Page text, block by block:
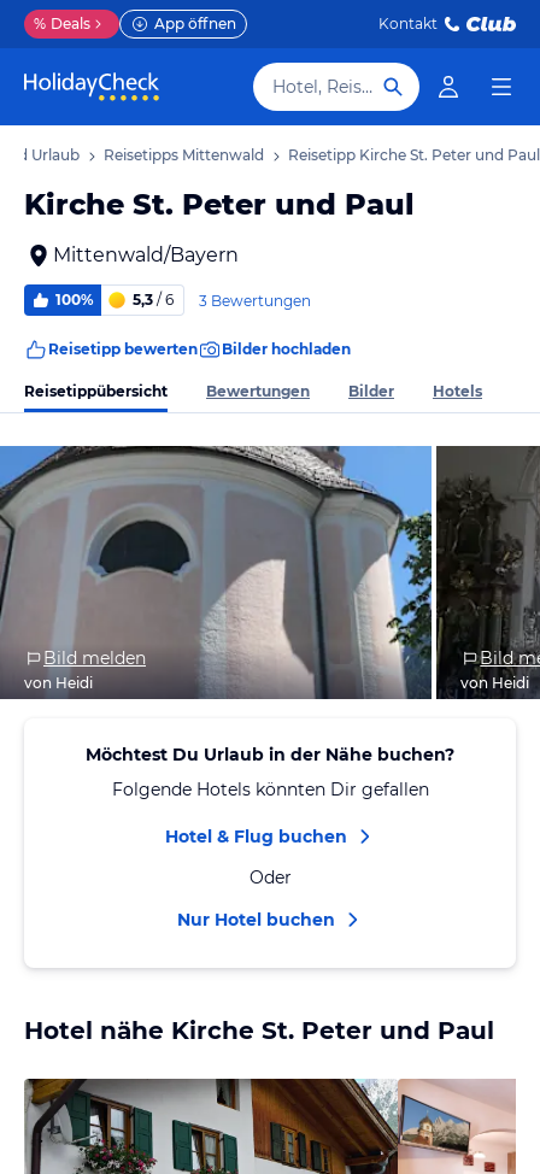
% Deals App öffnen Kontakt
Hotel, Reiseziel
Urlaub Reisetipps Mittenwald Reisetipp Kirche St. Peter und Paul
Kirche St. Peter und Paul
Mittenwald/Bayern
100% 5,3 / 6 3 Bewertungen
Reisetipp bewerten Bilder hochladen
Reisetippübersicht Bewertungen Bilder Hotels
Bild melden
von Heidi
Bild
von Heidi
Möchtest Du Urlaub in der Nähe buchen?
Folgende Hotels könnten Dir gefallen
Hotel & Flug buchen
Oder
Nur Hotel buchen
Hotel nähe Kirche St. Peter und Paul